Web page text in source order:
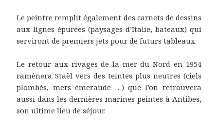
Le peintre remplit également des carnets de dessins
aux lignes épurées (paysages d’Italie, bateaux) qui
serviront de premiers jets pour de futurs tableaux.
Le retour aux rivages de la mer du Nord en 1954
ramènera Staël vers des teintes plus neutres (ciels
plombés, mers émeraude …) que l’on retrouvera
aussi dans les dernières marines peintes à Antibes,
son ultime lieu de séjour.